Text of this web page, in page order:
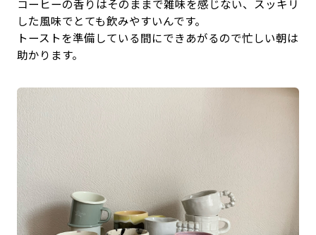
コーヒーの香りはそのままで雑味を感じない、スッキリ
した風味でとても飲みやすいんです。
トーストを準備している間にできあがるので忙しい朝は
助かります。